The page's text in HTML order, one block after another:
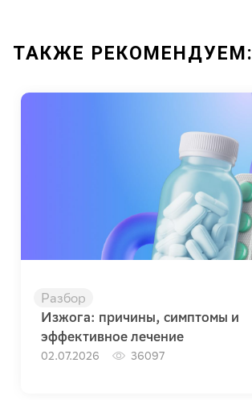
ТАКЖЕ РЕКОМЕНДУЕМ:
Разбор
Изжога: причины, симптомы и
эффективное лечение
02.07.2026 36097